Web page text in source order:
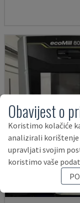
Obavijest o
Koristimo kolačiće
analizirali korištenje
upravljati svojim
koristimo vaše